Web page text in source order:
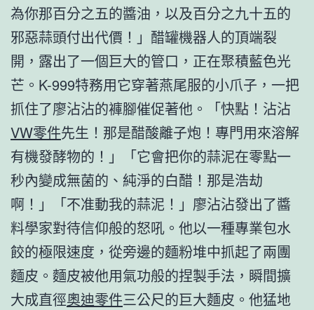
為你那百分之五的醬油，以及百分之九十五的
邪惡蒜頭付出代價！」醋罐機器人的頂端裂
開，露出了一個巨大的管口，正在聚積藍色光
芒。K-999特務用它穿著燕尾服的小爪子，一把
抓住了廖沾沾的褲腳催促著他。「快點！沾沾
VW零件先生！那是醋酸離子炮！專門用來溶解
有機發酵物的！」「它會把你的蒜泥在零點一
秒內變成無菌的、純淨的白醋！那是浩劫
啊！」「不准動我的蒜泥！」廖沾沾發出了醬
料學家對待信仰般的怒吼。他以一種專業包水
餃的極限速度，從旁邊的麵粉堆中抓起了兩團
麵皮。麵皮被他用氣功般的捏製手法，瞬間擴
大成直徑奧迪零件三公尺的巨大麵皮。他猛地